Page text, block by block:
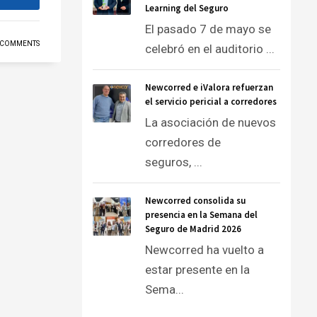
Learning del Seguro
El pasado 7 de mayo se
celebró en el auditorio ...
Newcorred e iValora refuerzan
el servicio pericial a corredores
La asociación de nuevos
corredores de
seguros, ...
Newcorred consolida su
presencia en la Semana del
Seguro de Madrid 2026
Newcorred ha vuelto a
estar presente en la
Sema...